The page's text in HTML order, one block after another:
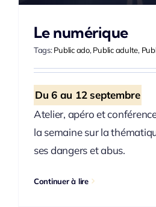
Le numérique
Tags:Public ado, Public adulte,
Du 6 au 12 septembre
Atelier, apéro et
la semaine sur la
ses dangers et abus.
Continuer à lire